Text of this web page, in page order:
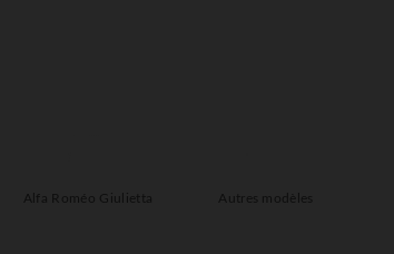
Alfa Roméo Giulietta Autres modèles